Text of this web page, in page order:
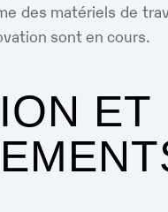
des matériels de
sont en cours.
ET